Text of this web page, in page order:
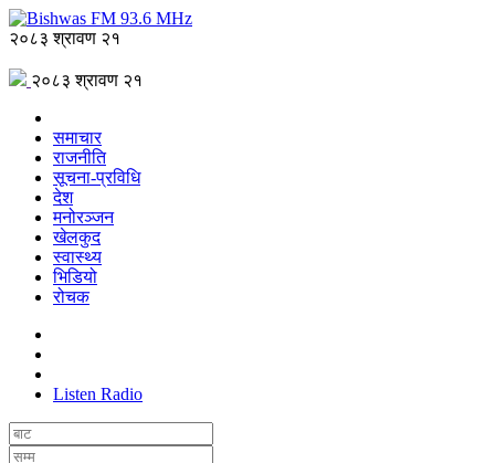
२०८३ श्रावण २१
२०८३ श्रावण २१
समाचार
राजनीति
सूचना-प्रविधि
देश
मनोरञ्जन
खेलकुद
स्वास्थ्य
भिडियो
रोचक
Listen Radio